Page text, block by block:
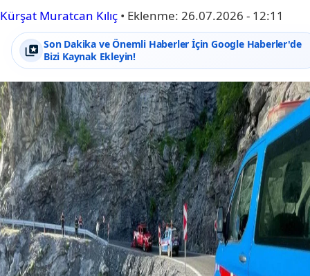
Kürşat Muratcan Kılıç • Eklenme: 26.07.2026 - 12:11
Son Dakika ve Önemli Haberler İçin Google Haberler'de
Bizi Kaynak Ekleyin!